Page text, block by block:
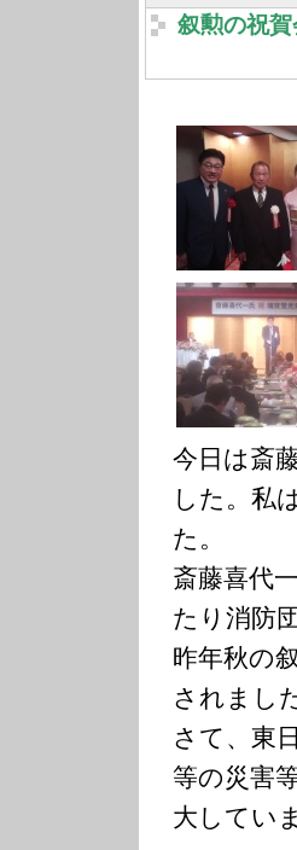
叙勲の祝賀
今日は斎
した。私
た。
斎藤喜代
たり消防
昨年秋の
されまし
さて、東
等の災害
大してい